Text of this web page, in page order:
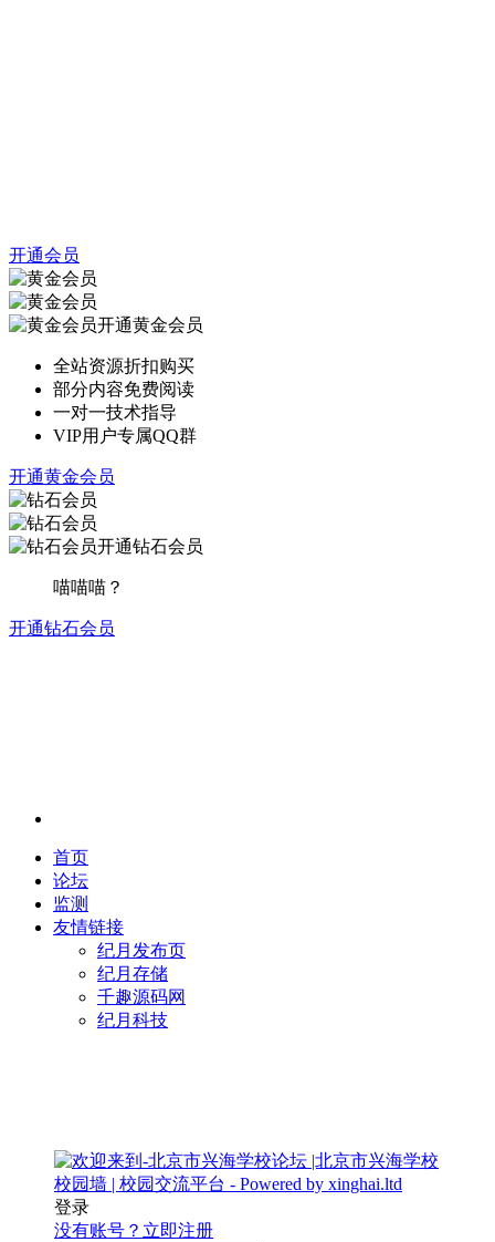
开通会员
开通黄金会员
全站资源折扣购买
部分内容免费阅读
一对一技术指导
VIP用户专属QQ群
开通黄金会员
开通钻石会员
喵喵喵？
开通钻石会员
首页
论坛
监测
友情链接
纪月发布页
纪月存储
千趣源码网
纪月科技
登录
没有账号？立即注册